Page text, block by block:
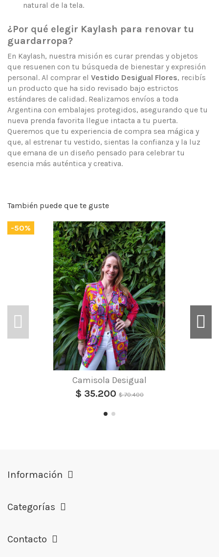
natural de la tela.
¿Por qué elegir Kaylash para renovar tu
guardarropa?
En Kaylash, nuestra misión es curar prendas y objetos
que resuenen con tu búsqueda de bienestar y expresión
personal. Al comprar el Vestido Desigual Flores, recibís
un producto que ha sido revisado bajo estrictos
estándares de calidad. Realizamos envíos a toda
Argentina con embalajes protegidos, asegurando que tu
nueva prenda favorita llegue intacta a tu puerta.
Queremos que tu experiencia de compra sea mágica y
que, al estrenar tu vestido, sientas la confianza y la luz
que emana de un diseño pensado para celebrar tu
esencia más auténtica y creativa.
También puede que te guste
-50%
Camisola Desigual
$ 35.200 $ 70.400
Información
Categorías
Contacto